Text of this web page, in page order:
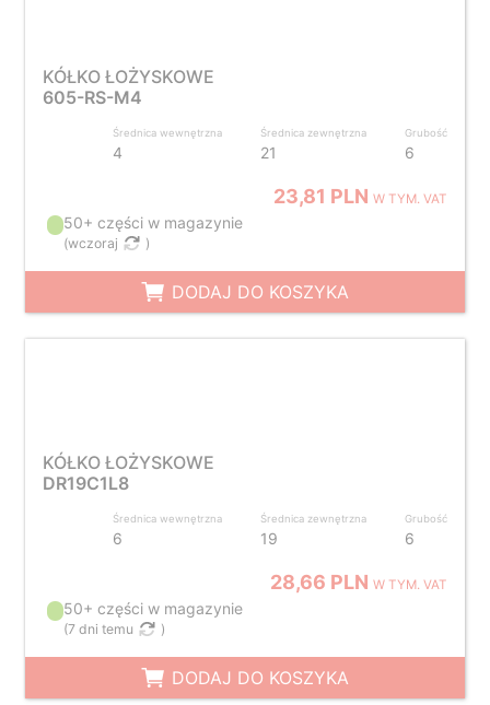
KÓŁKO ŁOŻYSKOWE
605-RS-M4
Średnica wewnętrzna
4
Średnica zewnętrzna
21
Grubość
6
23,81 PLNW TYM. VAT
50+ części w magazynie
(wczoraj )
DODAJ DO KOSZYKA
KÓŁKO ŁOŻYSKOWE
DR19C1L8
Średnica wewnętrzna
6
Średnica zewnętrzna
19
Grubość
6
28,66 PLNW TYM. VAT
50+ części w magazynie
(7 dni temu )
DODAJ DO KOSZYKA